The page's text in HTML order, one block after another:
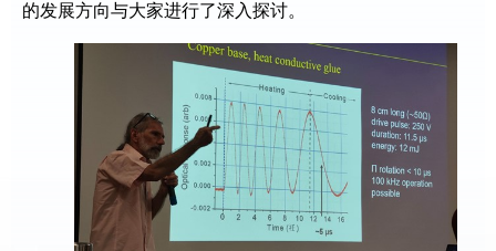
的发展方向与大家进行了深入探讨。